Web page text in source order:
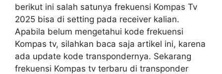
berikut ini salah satunya frekuensi Kompas Tv
2025 bisa di setting pada receiver kalian.
Apabila belum mengetahui kode frekuensi
Kompas tv, silahkan baca saja artikel ini, karena
ada update kode transpondernya. Sekarang
frekuensi Kompas tv terbaru di transponder